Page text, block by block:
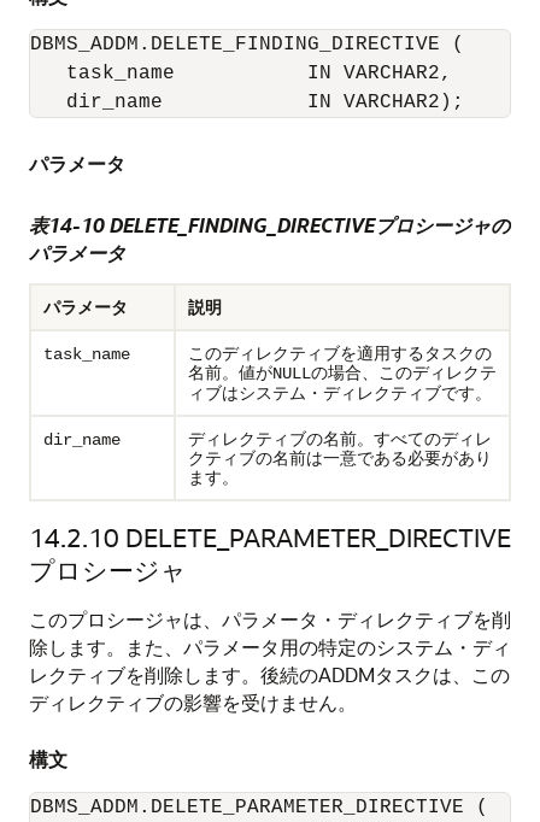
DBMS_ADDM.DELETE_FINDING_DIRECTIVE (
   task_name           IN VARCHAR2,
   dir_name            IN VARCHAR2);
パラメータ
表14-10 DELETE_FINDING_DIRECTIVEプロシージャの
パラメータ
パラメータ 説明
task_name
このディレクティブを適用するタスクの
名前。値がNULLの場合、このディレクテ
ィブはシステム・ディレクティブです。
dir_name
ディレクティブの名前。すべてのディレ
クティブの名前は一意である必要があり
ます。
14.2.10 DELETE_PARAMETER_DIRECTIVE
プロシージャ
このプロシージャは、パラメータ・ディレクティブを削
除します。また、パラメータ用の特定のシステム・ディ
レクティブを削除します。後続のADDMタスクは、この
ディレクティブの影響を受けません。
構文
DBMS_ADDM.DELETE_PARAMETER_DIRECTIVE (